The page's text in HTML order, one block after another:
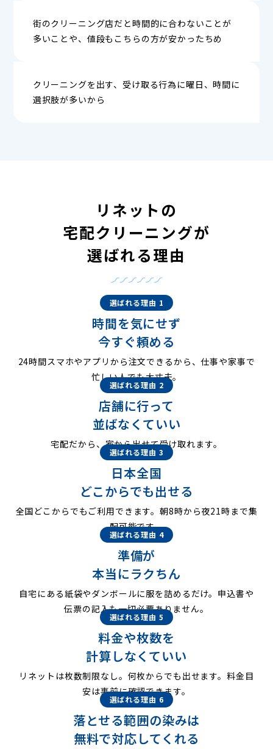
街のクリーニング店だと時間的に合わないことが
多いことや、値段もこちらの方が安かったちめ
クリーニングを出す、受け取る行為に曜日、時間に
選択肢が多いから
リネットの
宅配クリーニングが
選ばれる理由
選ばれる理由 1
時間を気にせず
今すぐ頼める
24時間スマホやアプリから注文できるから、仕事や家事で
忙しい人でも大丈夫。
選ばれる理由 2
店舗に行って
並ばなくていい
宅配だから、家から出せて受け取れます。
選ばれる理由 3
日本全国
どこからでも出せる
全国どこからでもご利用できます。朝8時から夜21時まで集
配可能です。
選ばれる理由 4
準備が
本当にラクちん
自宅にある紙袋やダンボールに服を詰めるだけ。申込書や
伝票の記入も一切必要ありません。
選ばれる理由 5
料金や枚数を
計算しなくていい
リネットは枚数制限なし。何枚からでも出せます。料金目
安は事前に確認できます。
選ばれる理由 6
落とせる範囲の染みは
無料で対応してくれる